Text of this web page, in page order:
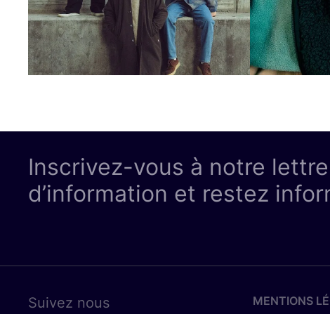
Inscrivez-vous à notre lettre
d’information et restez
Suivez nous
MENTIONS